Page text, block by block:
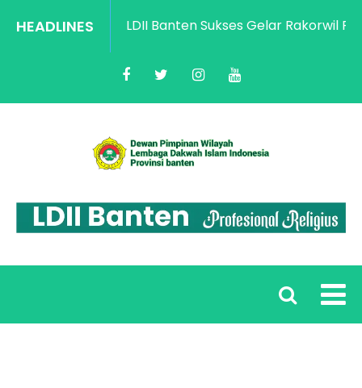
HEADLINES LDII Banten Sukses Gelar Rakorwil